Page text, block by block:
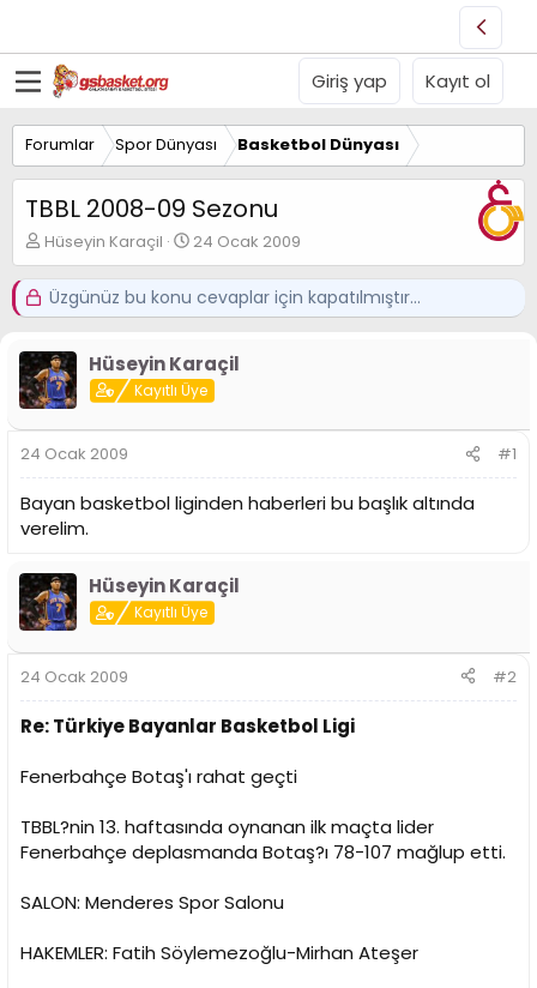
Giriş yap Kayıt ol
Forumlar Spor Dünyası Basketbol Dünyası
TBBL 2008-09 Sezonu
K
o
n
u
u
B
a
ş
l
a
t
a
n
Hüseyin Karaçil
B
a
ş
g
ı
t
r
i
h
24 Ocak 2009
Üzgünüz bu konu cevaplar için kapatılmıştır...
Hüseyin Karaçil
Kayıtlı Üye
24 Ocak 2009 #1
Bayan basketbol liginden haberleri bu başlık altında
verelim.
Hüseyin Karaçil
Kayıtlı Üye
24 Ocak 2009 #2
Re: Türkiye Bayanlar Basketbol Ligi
Fenerbahçe Botaş'ı rahat geçti
TBBL?nin 13. haftasında oynanan ilk maçta lider
Fenerbahçe deplasmanda Botaş?ı 78-107 mağlup etti.
SALON: Menderes Spor Salonu
HAKEMLER: Fatih Söylemezoğlu-Mirhan Ateşer